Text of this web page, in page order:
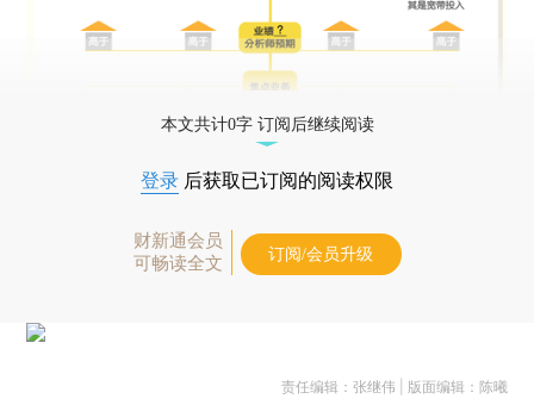
本文共计0字 订阅后继续阅读
登录 后获取已订阅的阅读权限
财新通会员
可畅读全文
订阅/会员升级
责任编辑：张继伟 | 版面编辑：陈曦